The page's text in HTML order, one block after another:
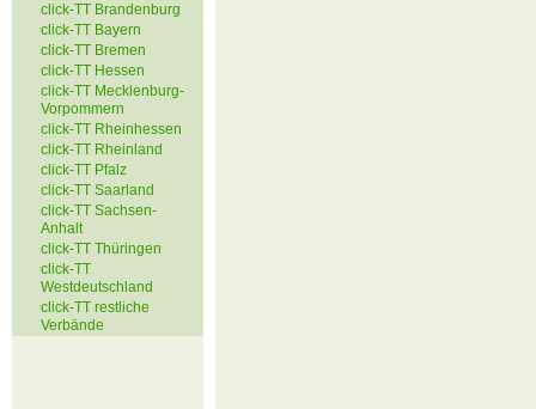
click-TT Brandenburg
click-TT Bayern
click-TT Bremen
click-TT Hessen
click-TT Mecklenburg-
Vorpommern
click-TT Rheinhessen
click-TT Rheinland
click-TT Pfalz
click-TT Saarland
click-TT Sachsen-
Anhalt
click-TT Thüringen
click-TT
Westdeutschland
click-TT restliche
Verbände